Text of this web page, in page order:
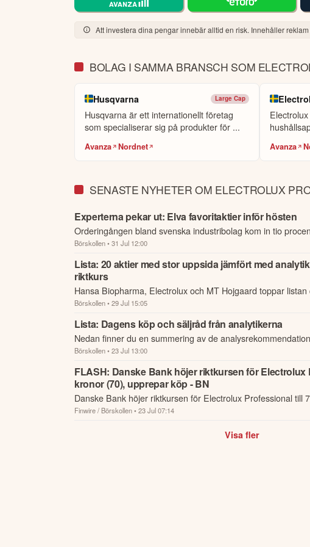
Att investera dina pengar innebär alltid en risk. Innehåller
BOLAG I SAMMA BRANSCH SOM
Husqvarna Large Cap
Husqvarna är ett internationellt företag
som specialiserar sig på produkter för ...
Avanza Nordnet Avanza
SENASTE NYHETER OM ELECTROLUX
Experterna pekar ut: Elva favoritaktier inför hösten
Orderingången bland svenska industribolag kom in tio
än väntat och tillväxten var 25 procent starkare än samma
fjol,...
Börskollen• 31 Jul 12:00
Lista: 20 aktier med stor uppsida jämfört med
riktkurs
Hansa Biopharma, Electrolux och MT Hojgaard toppar listan
aktierna med störst uppsida sett till analytikernas snittriktkurs
4 ...
Börskollen• 29 Jul 15:05
Lista: Dagens köp och säljråd från analytikerna
Nedan finner du en summering av de
riktkursförändringar som har rapporterats om idag den 23 juli.
Börskollen• 23 Jul 13:00
FLASH: Danske Bank höjer riktkursen för Electrolux
kronor (70), upprepar köp - BN
Danske Bank höjer riktkursen för Electrolux Professional till
köp - BN.
Finwire / Börskollen• 23 Jul 07:14
Visa fler